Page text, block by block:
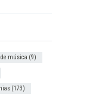
de música (9)
(173)